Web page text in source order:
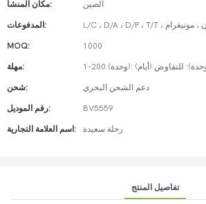
مكان المنشأ: الصين
المدفوعات:
MOQ: 1000
مهلة:
شحن: دعم الشحن البحري
رقم الموديل: BV5559
اسم العلامة التجارية: رحلة سعيدة
تفاصيل المنتج